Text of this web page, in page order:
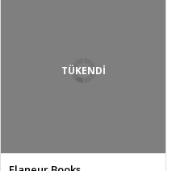
TÜKENDİ